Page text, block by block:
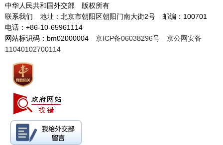
中华人民共和国外交部 版权所有
联系我们 地址：北京市朝阳区朝阳门南大街2号 邮编：100701
电话：+86-10-65961114
网站标识码：bm02000004 京ICP备06038296号
京公网安备
11040102700114